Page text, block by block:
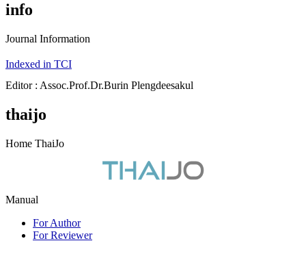
info
Journal Information
Indexed in TCI
Editor : Assoc.Prof.Dr.Burin Plengdeesakul
thaijo
Home ThaiJo
Manual
For Author
For Reviewer